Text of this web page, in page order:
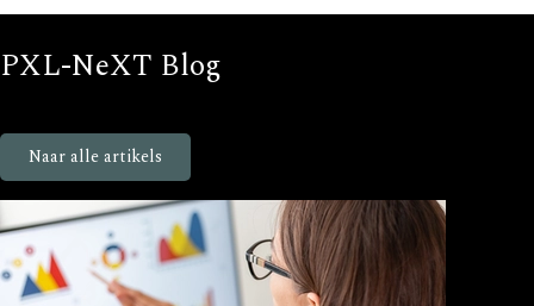
PXL-NeXT Blog
Naar alle artikels